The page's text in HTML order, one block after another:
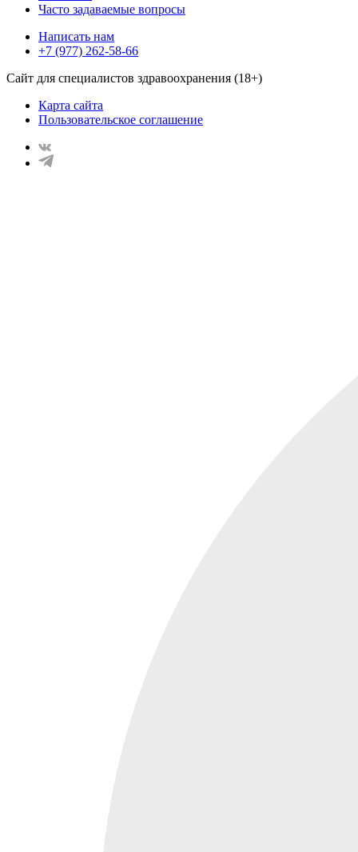
Часто задаваемые вопросы
Написать нам
+7 (977) 262-58-66
Сайт для специалистов здравоохранения (18+)
Карта сайта
Пользовательское соглашение